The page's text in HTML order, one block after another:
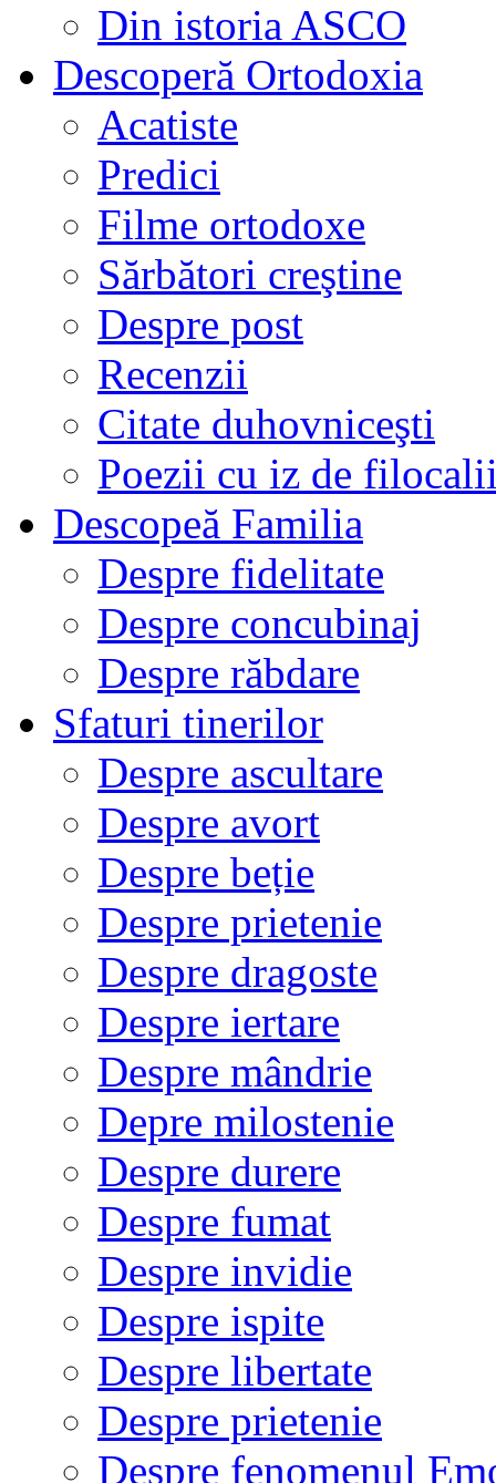
Din istoria ASCO
Descoperă Ortodoxia
Acatiste
Predici
Filme ortodoxe
Sărbători creştine
Despre post
Recenzii
Citate duhovniceşti
Poezii cu iz de
Descopeă Familia
Despre fidelitate
Despre concubinaj
Despre răbdare
Sfaturi tinerilor
Despre ascultare
Despre avort
Despre beție
Despre prietenie
Despre dragoste
Despre iertare
Despre mândrie
Depre milostenie
Despre durere
Despre fumat
Despre invidie
Despre ispite
Despre libertate
Despre prietenie
Despre fenomenul